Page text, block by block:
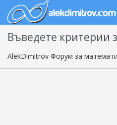
Въведете критерии
AlekDimitrov Форум за